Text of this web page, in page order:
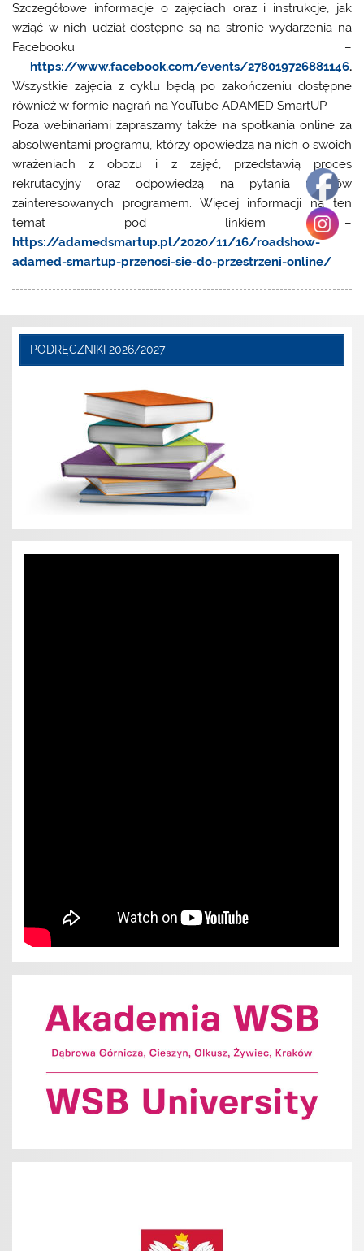
Szczegółowe informacje o zajęciach oraz i instrukcje, jak
wziąć w nich udział dostępne są na stronie wydarzenia na
Facebooku –
https://www.facebook.com/events/278019726881146.
Wszystkie zajęcia z cyklu będą po zakończeniu dostępne
również w formie nagrań na YouTube ADAMED SmartUP.
Poza webinariami zapraszamy także na spotkania online za
absolwentami programu, którzy opowiedzą na nich o swoich
wrażeniach z obozu i z zajęć, przedstawią proces
rekrutacyjny oraz odpowiedzą na pytania uczniów
zainteresowanych programem. Więcej informacji na ten
temat pod linkiem –
https://adamedsmartup.pl/2020/11/16/roadshow-
adamed-smartup-przenosi-sie-do-przestrzeni-online/
PODRĘCZNIKI 2026/2027